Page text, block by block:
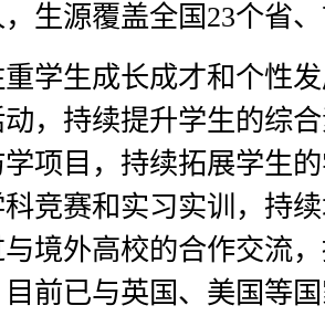
，生源覆盖全国23个省
学生成长成才和个性
动，持续提升学生的综
项目，持续拓展学生
竞赛和实习实训，持
境外高校的合作交流
目前已与英国、美国等